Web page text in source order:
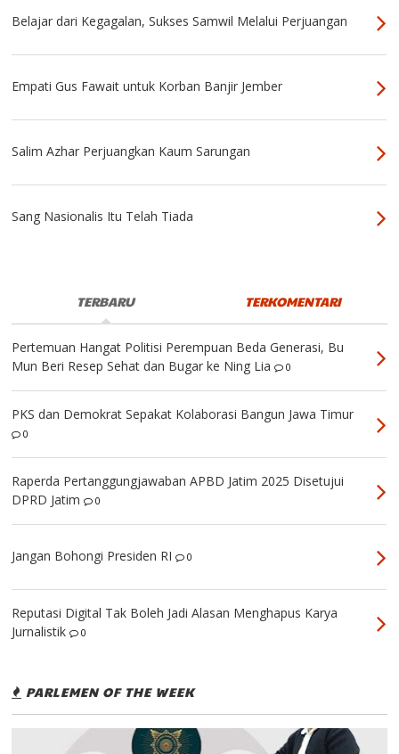
Belajar dari Kegagalan, Sukses Samwil Melalui Perjuangan
Empati Gus Fawait untuk Korban Banjir Jember
Salim Azhar Perjuangkan Kaum Sarungan
Sang Nasionalis Itu Telah Tiada
TERBARU TERKOMENTARI
Pertemuan Hangat Politisi Perempuan Beda Generasi, Bu
Mun Beri Resep Sehat dan Bugar ke Ning Lia
0
PKS dan Demokrat Sepakat Kolaborasi Bangun Jawa Timur
0
Raperda Pertanggungjawaban APBD Jatim 2025 Disetujui
DPRD Jatim
0
Jangan Bohongi Presiden RI 0
Reputasi Digital Tak Boleh Jadi Alasan Menghapus Karya
Jurnalistik
0
PARLEMEN OF THE WEEK